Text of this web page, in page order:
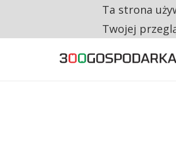
CO TRZECIĄ
Ta strona
Twojej